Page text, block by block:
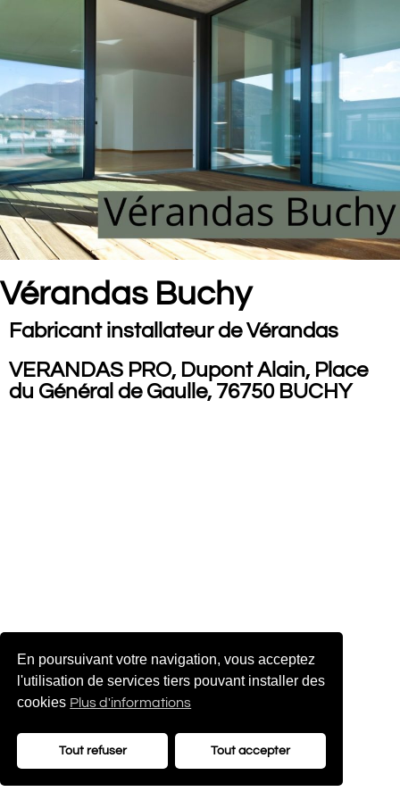
Vérandas Buchy
Fabricant installateur de Vérandas
VERANDAS PRO, Dupont Alain, Place
du Général de Gaulle, 76750 BUCHY
En poursuivant votre navigation, vous acceptez
l'utilisation de services tiers pouvant installer des
cookies Plus d'informations
Tout refuser Tout accepter